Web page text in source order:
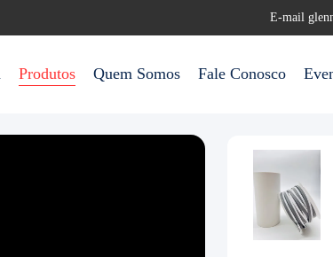
E-mail
Produtos Quem Somos Fale Conosco